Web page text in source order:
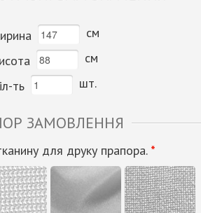
см
см
ть
шт.
ЗАМОВЛЕННЯ
для друку прапора. *